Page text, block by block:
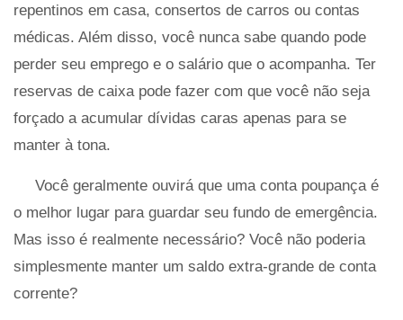
repentinos em casa, consertos de carros ou contas
médicas. Além disso, você nunca sabe quando pode
perder seu emprego e o salário que o acompanha. Ter
reservas de caixa pode fazer com que você não seja
forçado a acumular dívidas caras apenas para se
manter à tona.
Você geralmente ouvirá que uma conta poupança é
o melhor lugar para guardar seu fundo de emergência.
Mas isso é realmente necessário? Você não poderia
simplesmente manter um saldo extra-grande de conta
corrente?